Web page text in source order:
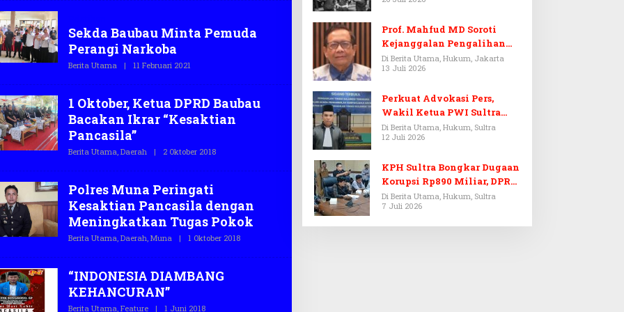
E
G
O
Sekda Baubau Minta Pemuda
Perangi Narkoba
Berita Utama | 11 Februari 2021
E
T
G
.
O
1 Oktober, Ketua DPRD Baubau
Bacakan Ikrar “Kesaktian
Pancasila”
Berita Utama, Daerah | 2 Oktober 2018O
E
G
A
.
O
Polres Muna Peringati
Kesaktian Pancasila dengan
Meningkatkan Tugas Pokok
Berita Utama, Daerah, Muna | 1 Oktober 2018O
E
“INDONESIA DIAMBANG
KEHANCURAN”
Berita Utama, Feature | 1 Juni 2018O
Prof. Mahfud MD Soroti
Kejanggalan Pengalihan
Penyelidikan Tersangka
Febrie Adriansyah
Di Berita Utama, Hukum, Jakarta
13 Juli 2026
Perkuat Advokasi Pers,
Wakil Ketua PWI Sultra
Resmi Dilantik Menjadi
Advokat PERADI
Di Berita Utama, Hukum, Sultra
12 Juli 2026
KPH Sultra Bongkar Dugaan
Korupsi Rp890 Miliar, DPRD
Sultra Gelar RDP
Di Berita Utama, Hukum, Sultra
7 Juli 2026